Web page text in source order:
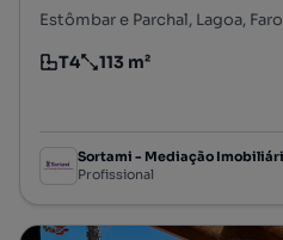
Estômbar e Parchal, Lagoa, Faro
Tipologia
T4
Preço por metro quadrado
113 m²
Sortami - Mediação
Profissional